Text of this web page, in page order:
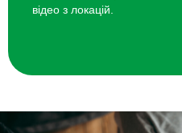
відео з локацій.